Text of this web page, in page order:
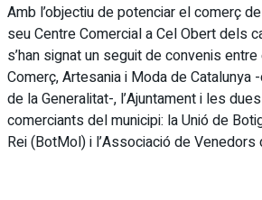
Amb l’objectiu de potenciar el comerç
seu Centre Comercial a Cel Obert dels
s’han signat un seguit de convenis
Comerç, Artesania i Moda de Catalunya
de la Generalitat-, l’Ajuntament i les
comerciants del municipi: la Unió de
Rei (BotMol) i l’Associació de